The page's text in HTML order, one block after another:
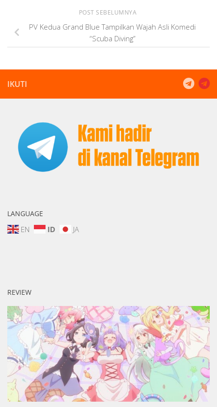
POST SEBELUMNYA
PV Kedua Grand Blue Tampilkan Wajah Asli Komedi
“Scuba Diving”
IKUTI
LANGUAGE
EN ID JA
REVIEW